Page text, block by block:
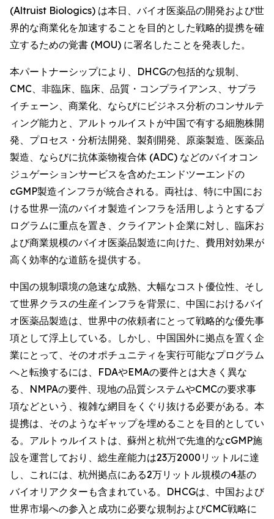
(Altruist Biologics) は本日、バイオ医薬品の開発および世
界的な商業化を加速することを目的とした戦略的提携を確
立するための覚書 (MOU) に署名したことを発表した。
本パートナーシップにより、DHCGの包括的な規制、
CMC、非臨床、臨床、品質・コンプライアンス、サプラ
イチェーン、商業化、ならびにビジネス分析のコンサルテ
ィング能力と、アルトゥルイストが中国で有する細胞株開
発、プロセス・分析法開発、製剤開発、原薬製造、医薬品
製造、ならびに抗体薬物複合体 (ADC) などのバイオコン
ジュゲーションサービスを含めたエンドツーエンドの
cGMP製造インフラが統合される。両社は、特に中国にお
ける世界一流のバイオ製造インフラを活用しようとするプ
ログラムに重点を置き、クライアント企業に対し、臨床お
よび商業規模のバイオ医薬品製造に向けた、費用対効果が
高く効率的な道筋を提供する。
中国の規制環境の急速な成熟、大幅なコスト優位性、そし
て世界クラスの生産インフラを背景に、中国におけるバイ
オ医薬品製造は、世界中の依頼者にとって戦略的な優先事
項として浮上している。しかし、中国国外に拠点を置く企
業にとって、そのオポチュニティを実行可能なプログラム
へと転換するには、FDAやEMAの要件とは大きく異な
る、NMPAの要件、現地の品質システムやCMCの要求事
項などという、複雑な網目をくぐり抜ける必要がある。本
提携は、そのようなギャップを埋めることを目的としてい
る。アルトゥルイストは、蘇州と杭州で先進的なcGMP施
設を運営しており、総生産能力は23万2000リットルに達
し、これには、杭州拠点にある2万リットル規模の4基の
バイオリアクターも含まれている。DHCGは、中国および
世界市場への参入と成功に必要な規制およびCMC戦略に